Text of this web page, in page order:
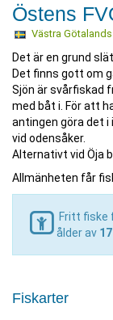
Östens
Västra Götalands
Det är en grund
Det finns gott om
Sjön är svårfiskad
med båt i. För att
antingen göra det i
vid odensåker.
Alternativt vid Öja
Allmänheten får
Fritt fiske
ålder av 17
Fiskarter